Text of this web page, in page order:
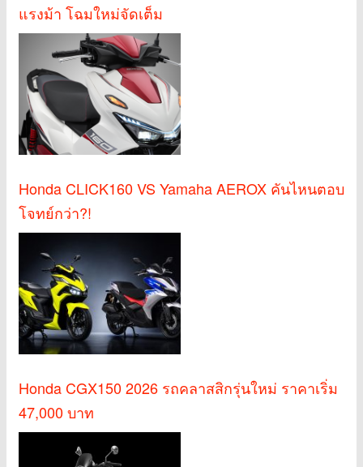
แรงม้า โฉมใหม่จัดเต็ม
Honda CLICK160 VS Yamaha AEROX คันไหนตอบ
โจทย์กว่า?!
Honda CGX150 2026 รถคลาสสิกรุ่นใหม่ ราคาเริ่ม
47,000 บาท